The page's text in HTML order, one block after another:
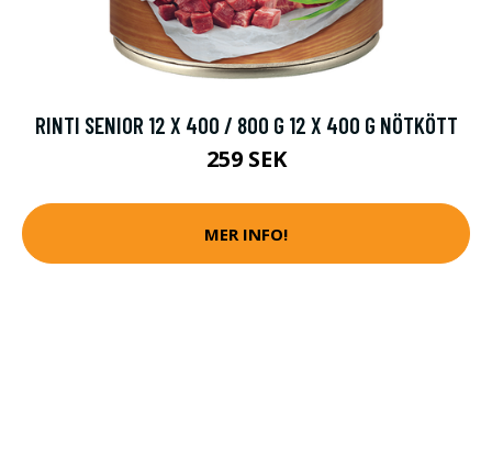
RINTI SENIOR 12 X 400 / 800 G 12 X 400 G NÖTKÖTT
259 SEK
MER INFO!